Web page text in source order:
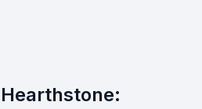
Hearthstone: